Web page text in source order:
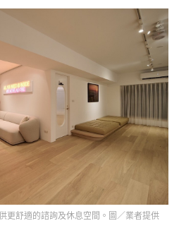
更舒適的諮詢及休息空間。圖／業者提供